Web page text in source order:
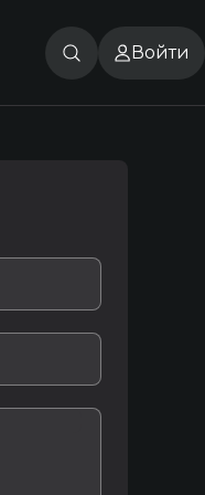
Войти